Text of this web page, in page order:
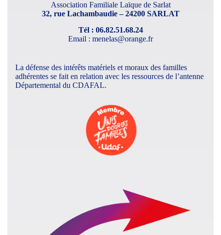
Association Familiale Laïque de Sarlat
32, rue Lachambaudie – 24200 SARLAT
Tél : 06.82.51.68.24
Email : menelas@orange.fr
La défense des intérêts matériels et moraux des familles
adhérentes se fait en relation avec les ressources de l’antenne
Départemental du CDAFAL.